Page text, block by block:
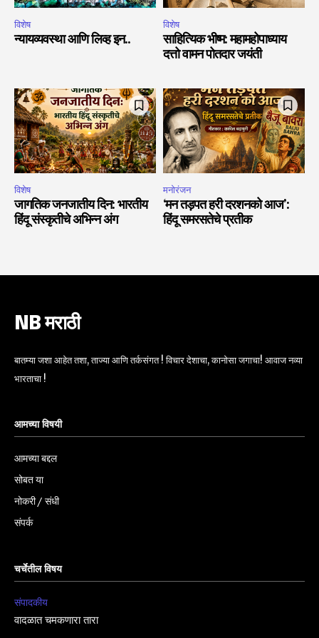
विशेष
न्यायव्यवस्था आणि लिव्ह इन..
विशेष
साहित्यिक भीष्म: महामहोपाध्याय
दत्तो वामन पोतदार जयंती
विशेष
जागतिक जनजातीय दिन: भारतीय
हिंदू संस्कृतीचे अभिन्न अंग
मनोरंजन
‘मन तड़पत हरी दरशनको आज’:
हिंदू समरसतेचे प्रतीक
NB मराठी
बातम्या जशा आहेत तशा, ताज्या आणि तर्कसंगत ! विचार देशाचा, कानोसा जगाचा! आवाज नव्या
भारताचा !
आमच्या विषयी
आमच्या बद्दल
सोबत या
नोकरी / संधी
संपर्क
चर्चेतील विषय
संपादकीय
वादळात चमकणारा तारा